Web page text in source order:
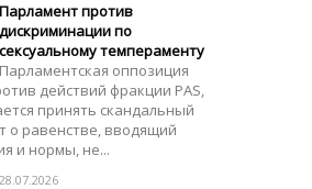
Парламент против
дискриминации по
сексуальному темпераменту
Парламентская оппозиция
действий фракции PAS,
принять скандальный
о равенстве, вводящий
и нормы, не...
28.07.2026